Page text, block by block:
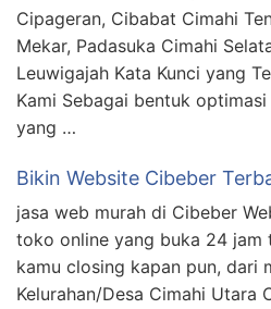
Cipageran, Cibabat Cimahi
Mekar, Padasuka Cimahi
Leuwigajah Kata Kunci yang
Kami Sebagai bentuk
yang …
Bikin Website Cibeber
jasa web murah di Cibeber
toko online yang buka 24 jam
kamu closing kapan pun, dari
Kelurahan/Desa Cimahi Utara